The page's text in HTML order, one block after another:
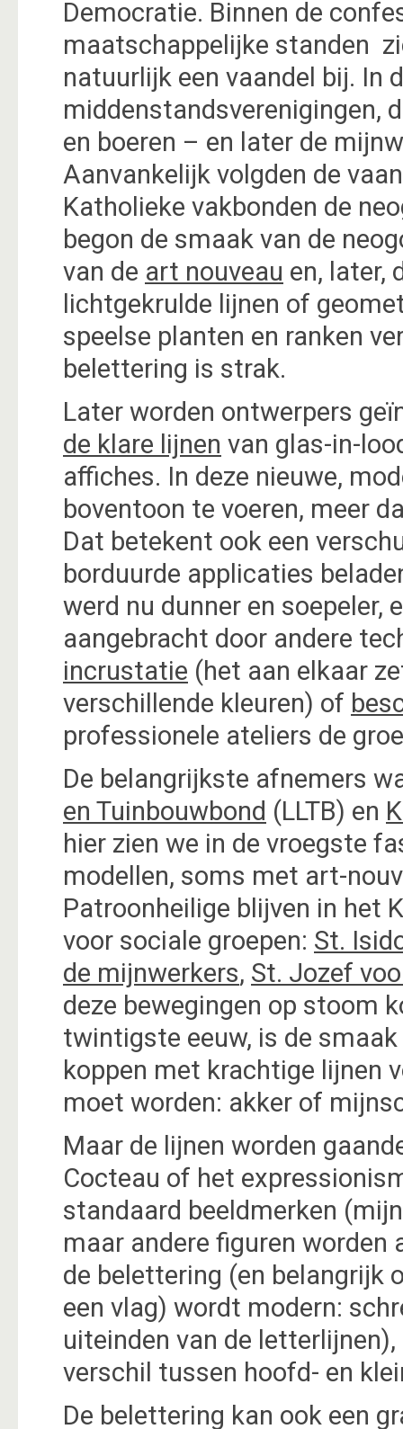
Democratie. Binnen de
maatschappelijke standen
natuurlijk een vaandel bij. In
middenstandsverenigingen,
en boeren – en later de
Aanvankelijk volgden de
Katholieke vakbonden de
begon de smaak van de
van de art nouveau en, later,
lichtgekrulde lijnen of
speelse planten en ranken
belettering is strak.
Later worden ontwerpers
de klare lijnen van glas-in-
affiches. In deze nieuwe,
boventoon te voeren, meer
Dat betekent ook een
borduurde applicaties
werd nu dunner en soepeler,
aangebracht door andere
incrustatie (het aan elkaar
verschillende kleuren) of
professionele ateliers de
De belangrijkste afnemers
en Tuinbouwbond (LLTB) en
hier zien we in de vroegste
modellen, soms met art-
Patroonheilige blijven in het
voor sociale groepen: St.
de mijnwerkers, St. Jozef
deze bewegingen op stoom
twintigste eeuw, is de
koppen met krachtige lijnen
moet worden: akker of
Maar de lijnen worden
Cocteau of het
standaard beeldmerken
maar andere figuren worden
de belettering (en belangrijk
een vlag) wordt modern:
uiteinden van de
verschil tussen hoofd- en
De belettering kan ook een